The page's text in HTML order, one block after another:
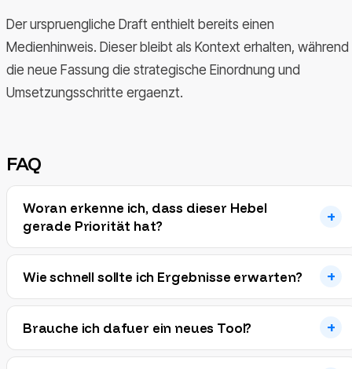
Der urspruengliche Draft enthielt bereits einen
Medienhinweis. Dieser bleibt als Kontext erhalten, während
die neue Fassung die strategische Einordnung und
Umsetzungsschritte ergaenzt.
FAQ
Woran erkenne ich, dass dieser Hebel
gerade Priorität hat?
Wie schnell sollte ich Ergebnisse erwarten?
Brauche ich dafuer ein neues Tool?